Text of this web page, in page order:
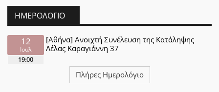
ΗΜΕΡΟΛΌΓΙΟ
12
Ιουλ
19:00
[Αθήνα] Ανοιχτή Συνέλευση της Κατάληψης
Λέλας Καραγιάννη 37
Πλήρες Ημερολόγιο